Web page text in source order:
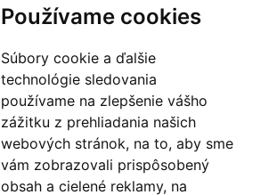
Používame cookies
Súbory cookie a ďalšie
technológie sledovania
používame na zlepšenie vášho
zážitku z prehliadania našich
webových stránok, na to, aby sme
vám zobrazovali prispôsobený
obsah a cielené reklamy, na
+420 311 604 182
dekorace@autronic.cz